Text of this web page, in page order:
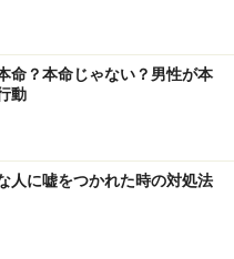
次のステージへと進展さ
場面で迷うことが多いの
を意識したときに迷う
命？本命じゃない？男性が本
動
人に嘘をつかれた時の対処法